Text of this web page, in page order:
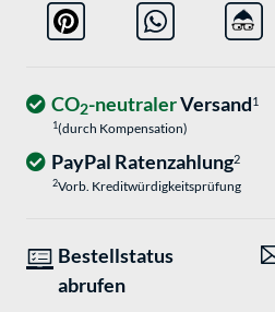
CO2-neutralerVersand1
1(durch Kompensation)
PayPal Ratenzahlung2
2Vorb. Kreditwürdigkeitsprüfung
Bestellstatus
abrufen